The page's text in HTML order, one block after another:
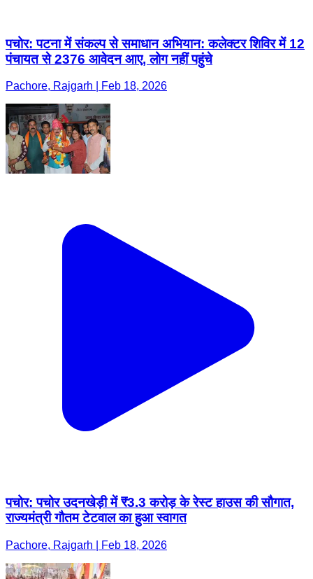
पचोर: पटना में संकल्प से समाधान अभियान: कलेक्टर शिविर में 12
पंचायत से 2376 आवेदन आए, लोग नहीं पहुंचे
Pachore, Rajgarh | Feb 18, 2026
पचोर: पचोर उदनखेड़ी में ₹3.3 करोड़ के रेस्ट हाउस की सौगात,
राज्यमंत्री गौतम टेटवाल का हुआ स्वागत
Pachore, Rajgarh | Feb 18, 2026